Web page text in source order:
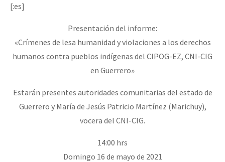
[:es]
Presentación del informe:
«Crímenes de lesa humanidad y violaciones a los derechos
humanos contra pueblos indígenas del CIPOG-EZ, CNI-CIG
en Guerrero»
Estarán presentes autoridades comunitarias del estado de
Guerrero y María de Jesús Patricio Martínez (Marichuy),
vocera del CNI-CIG.
14:00 hrs
Domingo 16 de mayo de 2021